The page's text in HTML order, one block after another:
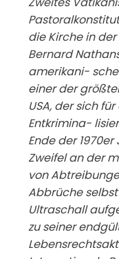
die Kirche in der
Bernard
amerikani-
einer der
USA, der sich
Entkrimina-
Ende der
Zweifel an der
von
Abbrüche
Ultraschall
zu seiner